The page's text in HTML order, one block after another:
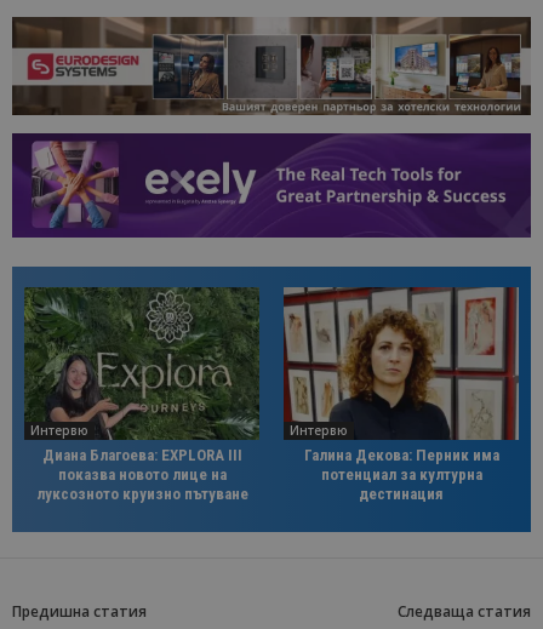
Интервю
Диана Благоева: EXPLORA III
показва новото лице на
луксозното круизно пътуване
Интервю
Галина Декова: Перник има
потенциал за културна
дестинация
Предишна статия Следваща статия